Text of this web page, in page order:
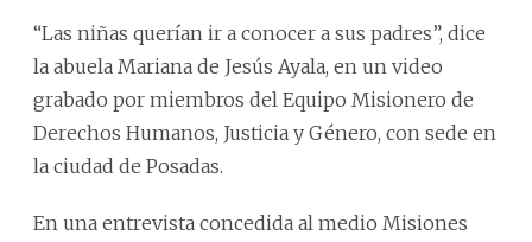
“Las niñas querían ir a conocer a sus padres”, dice
la abuela Mariana de Jesús Ayala, en un video
grabado por miembros del Equipo Misionero de
Derechos Humanos, Justicia y Género, con sede en
la ciudad de Posadas.
En una entrevista concedida al medio Misiones